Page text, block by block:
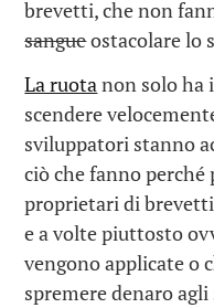
brevetti, che non
sangueostacolare lo
La ruotanon solo ha
scendere
sviluppatori stanno
ciò che fanno
proprietari di
e a volte piuttosto
vengono applicate o
spremere denaro